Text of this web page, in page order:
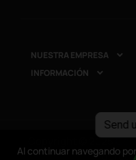
Send
Al continuar navegando
NUESTRA EMPRESA 
INFORMACIÓN 
Al continuar navegando
Copyright © 2025